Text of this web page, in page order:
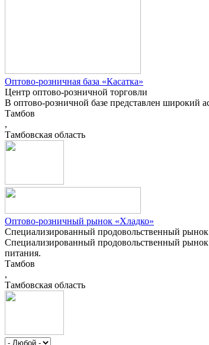
Оптово-розничная база «Касатка»
Центр оптово-розничной торговли
В оптово-розничной базе представлен широкий
Тамбов
,
Тамбовская область
Оптово-розничный рынок «Хладко»
Специализированный продовольственный рынок
Специализированный продовольственный
питания.
Тамбов
,
Тамбовская область